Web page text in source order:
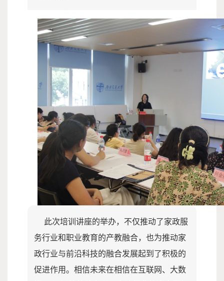
此次培训讲座的举办，不仅推动了家政服
务行业和职业教育的产教融合，也为推动家
政行业与前沿科技的融合发展起到了积极的
促进作用。相信未来在相信在互联网、大数